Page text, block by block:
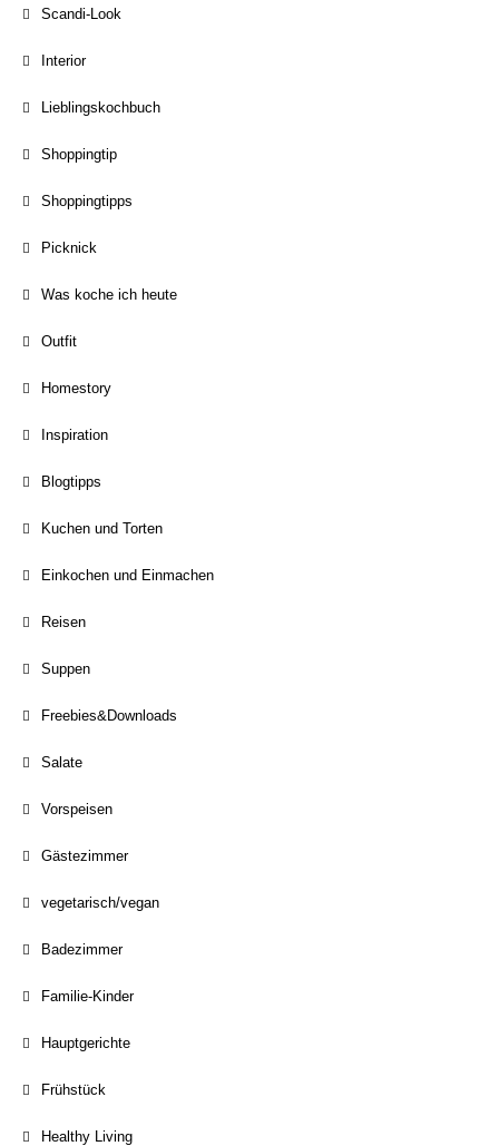
Scandi-Look
Interior
Lieblingskochbuch
Shoppingtip
Shoppingtipps
Picknick
Was koche ich heute
Outfit
Homestory
Inspiration
Blogtipps
Kuchen und Torten
Einkochen und Einmachen
Reisen
Suppen
Freebies&Downloads
Salate
Vorspeisen
Gästezimmer
vegetarisch/vegan
Badezimmer
Familie-Kinder
Hauptgerichte
Frühstück
Healthy Living